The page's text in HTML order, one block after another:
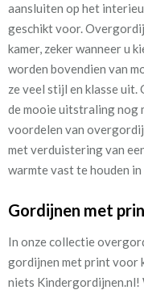
aansluiten op het
geschikt voor.
kamer, zeker wanneer u
worden bovendien van
ze veel stijl en klasse
de mooie uitstraling nog
voordelen van
met verduistering van
warmte vast te houden in
Gordijnen met
In onze collectie
gordijnen met print voor
niets Kindergordijnen.nl!